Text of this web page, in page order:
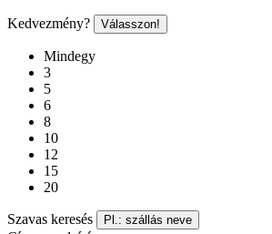
Kedvezmény? Válasszon!
Mindegy
3
5
6
8
10
12
15
20
Szavas keresés Pl.: szállás neve